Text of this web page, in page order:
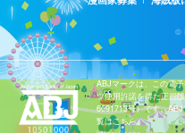
©
ABJマークは、この電
ツ使用許諾を得た正規
6091713号）です。
覧はこちら。